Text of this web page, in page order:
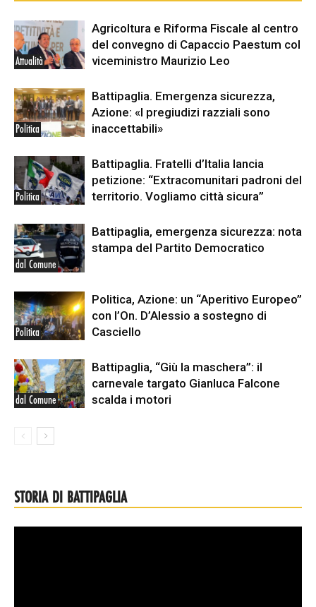
Attualità
Agricoltura e Riforma Fiscale al centro
del convegno di Capaccio Paestum col
viceministro Maurizio Leo
Politica
Battipaglia. Emergenza sicurezza,
Azione: «I pregiudizi razziali sono
inaccettabili»
Politica
Battipaglia. Fratelli d’Italia lancia
petizione: “Extracomunitari padroni del
territorio. Vogliamo città sicura”
dal Comune
Battipaglia, emergenza sicurezza: nota
stampa del Partito Democratico
Politica
Politica, Azione: un “Aperitivo Europeo”
con l’On. D’Alessio a sostegno di
Casciello
dal Comune
Battipaglia, “Giù la maschera”: il
carnevale targato Gianluca Falcone
scalda i motori
STORIA DI BATTIPAGLIA